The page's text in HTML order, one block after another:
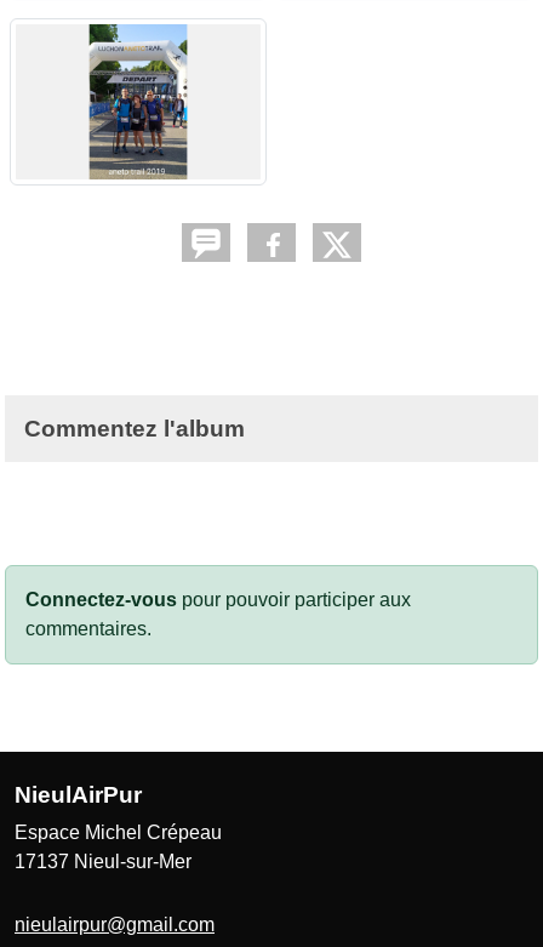
Commentez l'album
Connectez-vous pour pouvoir participer aux
commentaires.
NieulAirPur
Espace Michel Crépeau
17137 Nieul-sur-Mer
nieulairpur@gmail.com